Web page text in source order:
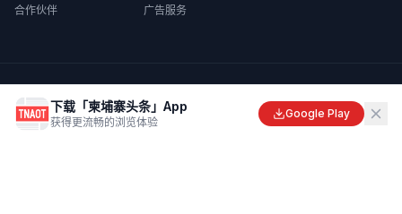
合作伙伴
广告服务
Made with
in Cambodia
下载「柬埔寨头条」App
获得更流畅的浏览体验
Google Play